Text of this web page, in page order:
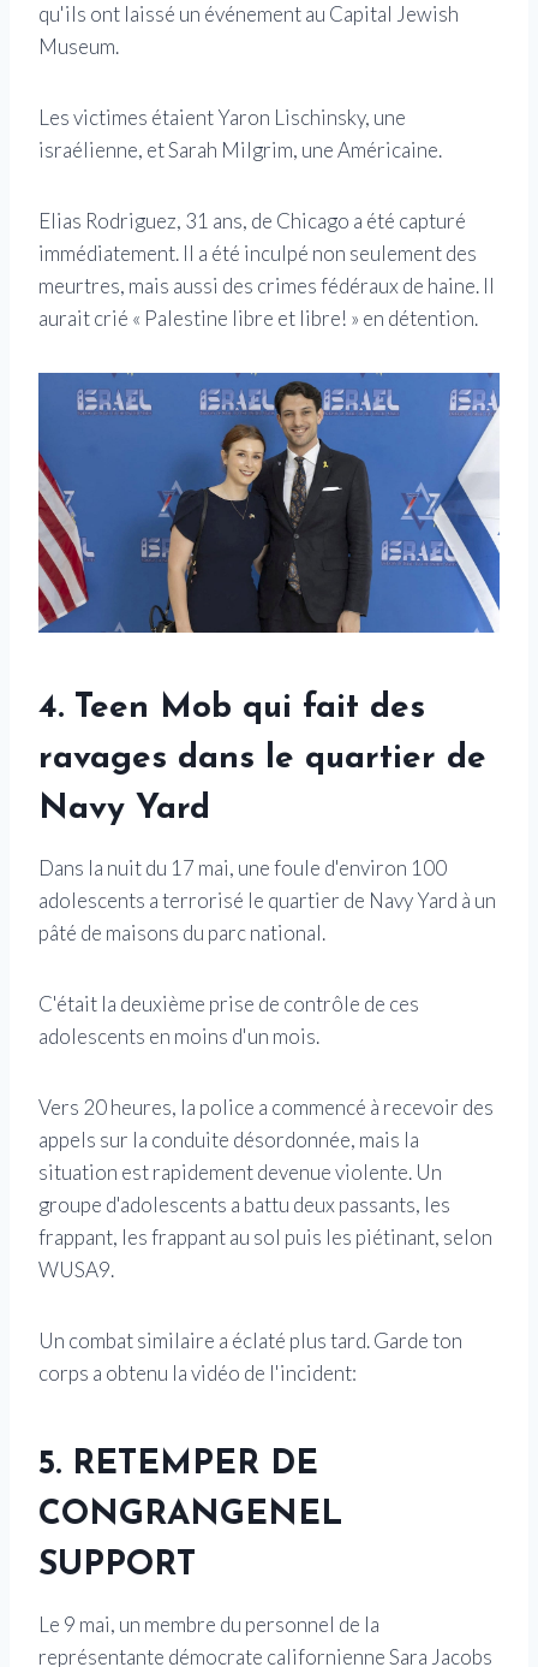
qu'ils ont laissé un événement au Capital Jewish
Museum.
Les victimes étaient Yaron Lischinsky, une
israélienne, et Sarah Milgrim, une Américaine.
Elias Rodriguez, 31 ans, de Chicago a été capturé
immédiatement. Il a été inculpé non seulement des
meurtres, mais aussi des crimes fédéraux de haine. Il
aurait crié « Palestine libre et libre! » en détention.
4. Teen Mob qui fait des
ravages dans le quartier de
Navy Yard
Dans la nuit du 17 mai, une foule d'environ 100
adolescents a terrorisé le quartier de Navy Yard à un
pâté de maisons du parc national.
C'était la deuxième prise de contrôle de ces
adolescents en moins d'un mois.
Vers 20 heures, la police a commencé à recevoir des
appels sur la conduite désordonnée, mais la
situation est rapidement devenue violente. Un
groupe d'adolescents a battu deux passants, les
frappant, les frappant au sol puis les piétinant, selon
WUSA9.
Un combat similaire a éclaté plus tard. Garde ton
corps a obtenu la vidéo de l'incident:
5. RETEMPER DE
CONGRANGENEL
SUPPORT
Le 9 mai, un membre du personnel de la
représentante démocrate californienne Sara Jacobs